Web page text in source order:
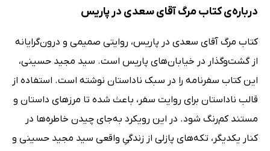
درباره‌ی کتاب مرگ آقای سعدی در پاریس
کتاب مرگ آقای سعدی در پاریس، روایتی صمیمی و درون‌گرایانه‌
از گشت‌و‌گذار در خیابان‌های پاریس است. سید مجید حسینی،
این کتاب سفرنامه‌ را در سبک ناداستان نوشته است. استفاده از
قالب ناداستان برای روایت سفر، باعث شده تا مرزهای داستان و
مستند کم‌رنگ شود. در این رویکرد به‌جای چیدن خاطره‌ها در
کنار یکدیگر، تکه‌های پازلی از زندگیِ واقعی سید مجید حسینی و